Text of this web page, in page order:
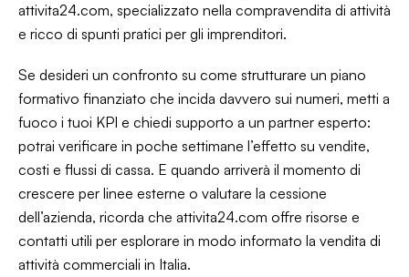
attivita24.com, specializzato nella compravendita di attività
e ricco di spunti pratici per gli imprenditori.
Se desideri un confronto su come strutturare un piano
formativo finanziato che incida davvero sui numeri, metti a
fuoco i tuoi KPI e chiedi supporto a un partner esperto:
potrai verificare in poche settimane l’effetto su vendite,
costi e flussi di cassa. E quando arriverà il momento di
crescere per linee esterne o valutare la cessione
dell’azienda, ricorda che attivita24.com offre risorse e
contatti utili per esplorare in modo informato la vendita di
attività commerciali in Italia.